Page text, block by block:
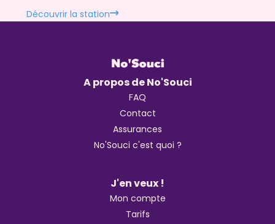
Découvrir la station
A propos de No'Souci
FAQ
Contact
Assurances
No'Souci c'est quoi ?
J'en veux !
Mon compte
Tarifs